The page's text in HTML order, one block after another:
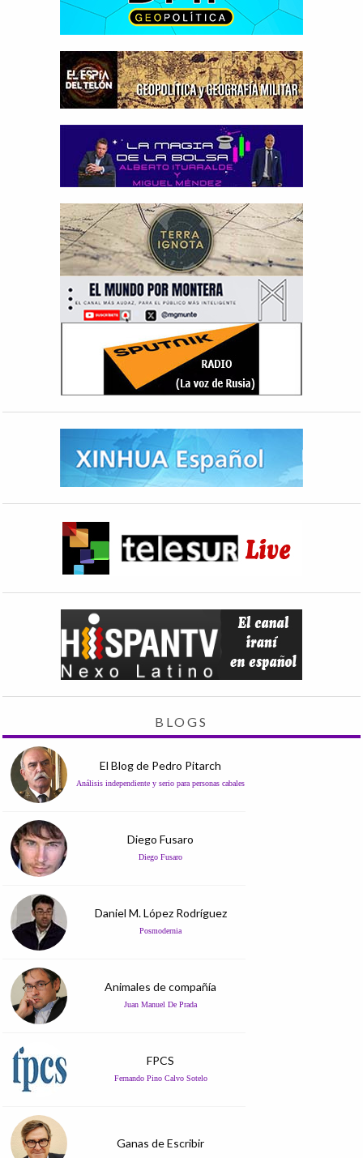
BLOGS
El Blog de Pedro Pitarch
Análisis independiente y serio para personas cabales
Diego Fusaro
Diego Fusaro
Daniel M. López Rodríguez
Posmodernia
Animales de compañía
Juan Manuel De Prada
FPCS
Fernando Pino Calvo Sotelo
Ganas de Escribir